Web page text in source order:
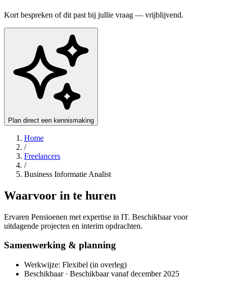
Kort bespreken of dit past bij jullie vraag — vrijblijvend.
Plan direct een kennismaking
Home
/
Freelancers
/
Business Informatie Analist
Waarvoor in te huren
Ervaren Pensioenen met expertise in IT. Beschikbaar voor
uitdagende projecten en interim opdrachten.
Samenwerking & planning
Werkwijze: Flexibel (in overleg)
Beschikbaar · Beschikbaar vanaf december 2025